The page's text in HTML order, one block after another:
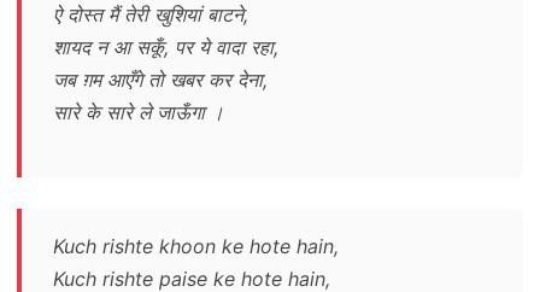
ऐ दोस्त मैं तेरी खुशियां बाटने,
शायद न आ सकूँ, पर ये वादा रहा,
जब ग़म आएँगे तो खबर कर देना,
सारे के सारे ले जाऊँगा ।
Kuch rishte khoon ke hote hain,
Kuch rishte paise ke hote hain,